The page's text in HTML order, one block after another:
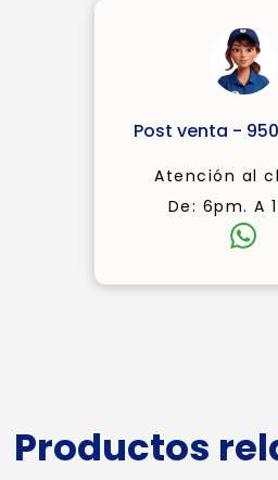
Post venta -
Atención al
De: 6pm. A
Productos